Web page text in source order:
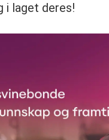
i laget deres!